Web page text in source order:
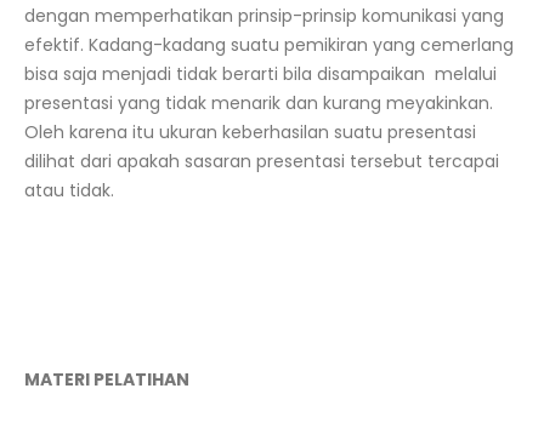
dengan memperhatikan prinsip-prinsip komunikasi yang
efektif. Kadang-kadang suatu pemikiran yang cemerlang
bisa saja menjadi tidak berarti bila disampaikan melalui
presentasi yang tidak menarik dan kurang meyakinkan.
Oleh karena itu ukuran keberhasilan suatu presentasi
dilihat dari apakah sasaran presentasi tersebut tercapai
atau tidak.
MATERI PELATIHAN